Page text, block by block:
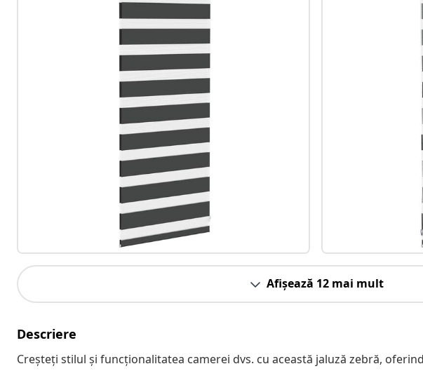
Afișează 12 mai mult
Descriere
Creșteți stilul și funcționalitatea camerei dvs. cu această jaluză zebră,